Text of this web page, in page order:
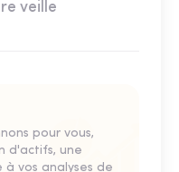
veille
pour vous,
d'actifs, une
vos analyses de